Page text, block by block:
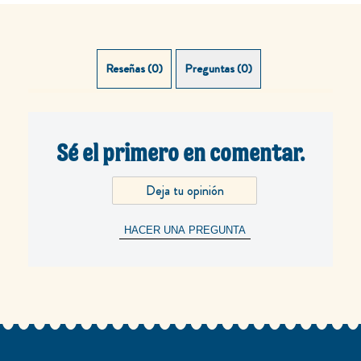
Reseñas (0) Preguntas (0)
Sé el primero en comentar.
Deja tu opinión
HACER UNA PREGUNTA